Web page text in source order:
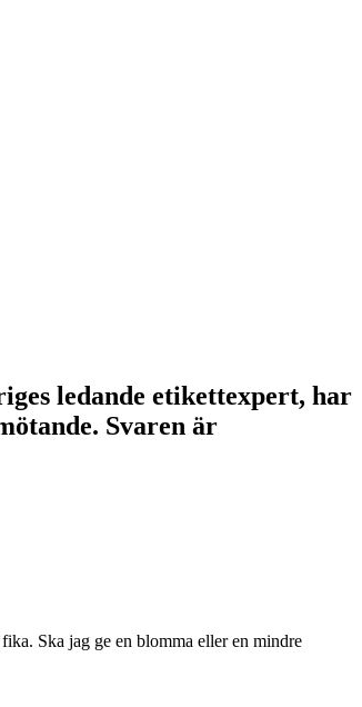
ledande etikettexpert, har
Svaren är
Ska jag ge en blomma eller en mindre